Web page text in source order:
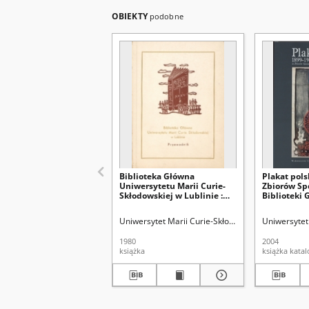
OBIEKTY podobne
Biblioteka Główna
Uniwersytetu Marii Curie-
Skłodowskiej w Lublinie :
Uniwersytet Marii Curie-Skłodowskiej (Lublin).
1980
książka
Plakat
Zbiorów
Biblioteki
listopad-
2004